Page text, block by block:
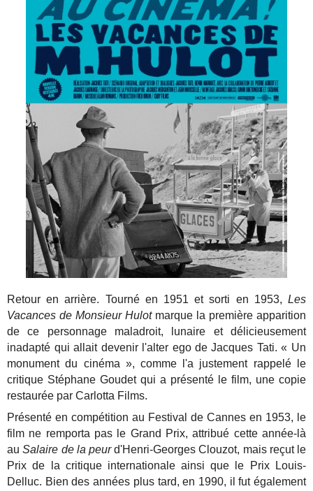
Retour en arrière. Tourné en 1951 et sorti en 1953, Les
Vacances de Monsieur Hulotmarque la première apparition
de ce personnage maladroit, lunaire et délicieusement
inadapté qui allait devenir l'alter ego de Jacques Tati. « Un
monument du cinéma », comme l'a justement rappelé le
critique Stéphane Goudet qui a présenté le film, une copie
restaurée par Carlotta Films.
Présenté en compétition au Festival de Cannes en 1953, le
film ne remporta pas le Grand Prix, attribué cette année-là
auSalaire de la peurd'Henri-Georges Clouzot, mais reçut le
Prix de la critique internationale ainsi que le Prix Louis-
Delluc. Bien des années plus tard, en 1990, il fut également